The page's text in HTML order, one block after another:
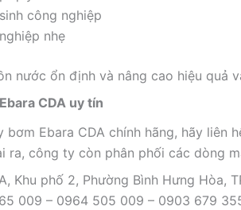
công nghiệp
nhẹ
nước ổn định và nâng cao hiệu quả
CDA uy tín
bơm Ebara CDA chính hãng, hãy
ra, công ty còn phân phối các dòng
Khu phố 2, Phường Bình Hưng Hòa,
009 – 0964 505 009 – 0903 679